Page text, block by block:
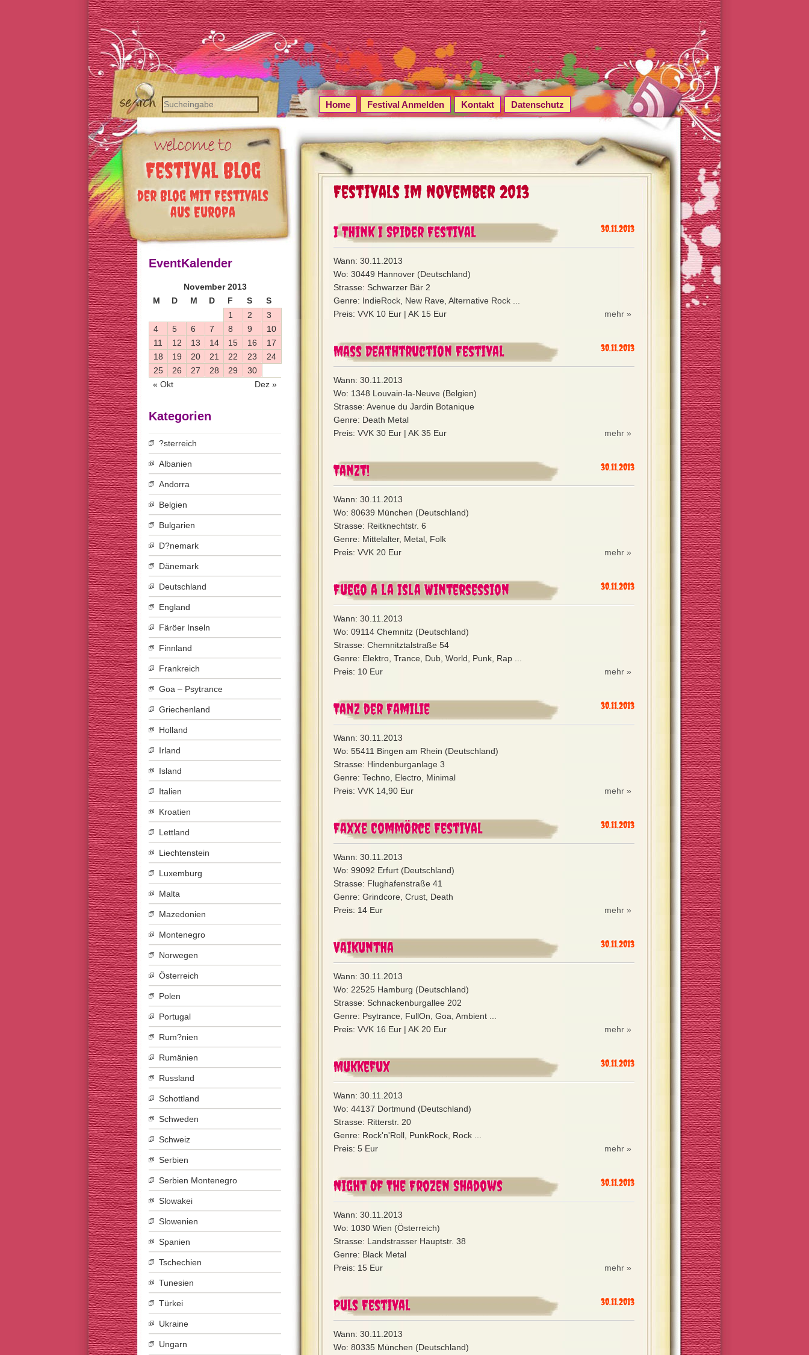
Festival Blog
der Blog mit Festivals
aus Europa
Home Festival Anmelden Kontakt Datenschutz
Festivals im November 2013
I Think I Spider Festival 30.11.2013
Wann: 30.11.2013
Wo: 30449 Hannover (Deutschland)
Strasse: Schwarzer Bär 2
Genre: IndieRock, New Rave, Alternative Rock ...
Preis: VVK 10 Eur | AK 15 Eur
mehr »
Mass Deathtruction Festival 30.11.2013
Wann: 30.11.2013
Wo: 1348 Louvain-la-Neuve (Belgien)
Strasse: Avenue du Jardin Botanique
Genre: Death Metal
Preis: VVK 30 Eur | AK 35 Eur
mehr »
Tanzt! 30.11.2013
Wann: 30.11.2013
Wo: 80639 München (Deutschland)
Strasse: Reitknechtstr. 6
Genre: Mittelalter, Metal, Folk
Preis: VVK 20 Eur
mehr »
Fuego a la Isla Wintersession 30.11.2013
Wann: 30.11.2013
Wo: 09114 Chemnitz (Deutschland)
Strasse: Chemnitztalstraße 54
Genre: Elektro, Trance, Dub, World, Punk, Rap ...
Preis: 10 Eur
mehr »
Tanz der Familie 30.11.2013
Wann: 30.11.2013
Wo: 55411 Bingen am Rhein (Deutschland)
Strasse: Hindenburganlage 3
Genre: Techno, Electro, Minimal
Preis: VVK 14,90 Eur
mehr »
Faxxe Commörce Festival 30.11.2013
Wann: 30.11.2013
Wo: 99092 Erfurt (Deutschland)
Strasse: Flughafenstraße 41
Genre: Grindcore, Crust, Death
Preis: 14 Eur
mehr »
Vaikuntha 30.11.2013
Wann: 30.11.2013
Wo: 22525 Hamburg (Deutschland)
Strasse: Schnackenburgallee 202
Genre: Psytrance, FullOn, Goa, Ambient ...
Preis: VVK 16 Eur | AK 20 Eur
mehr »
Mukkefux 30.11.2013
Wann: 30.11.2013
Wo: 44137 Dortmund (Deutschland)
Strasse: Ritterstr. 20
Genre: Rock'n'Roll, PunkRock, Rock ...
Preis: 5 Eur
mehr »
Night Of The Frozen Shadows 30.11.2013
Wann: 30.11.2013
Wo: 1030 Wien (Österreich)
Strasse: Landstrasser Hauptstr. 38
Genre: Black Metal
Preis: 15 Eur
mehr »
Puls Festival 30.11.2013
Wann: 30.11.2013
Wo: 80335 München (Deutschland)
EventKalender
November 2013
M
D M D F S S
« Okt Dez »
1 2
3
4
5 6 7 8 9
10
11
12 13 14 15 16
17
18
19 20 21 22 23
24
25
26 27 28 29 30
Kategorien
?sterreich
Albanien
Andorra
Belgien
Bulgarien
D?nemark
Dänemark
Deutschland
England
Färöer Inseln
Finnland
Frankreich
Goa – Psytrance
Griechenland
Holland
Irland
Island
Italien
Kroatien
Lettland
Liechtenstein
Luxemburg
Malta
Mazedonien
Montenegro
Norwegen
Österreich
Polen
Portugal
Rum?nien
Rumänien
Russland
Schottland
Schweden
Schweiz
Serbien
Serbien Montenegro
Slowakei
Slowenien
Spanien
Tschechien
Tunesien
Türkei
Ukraine
Ungarn